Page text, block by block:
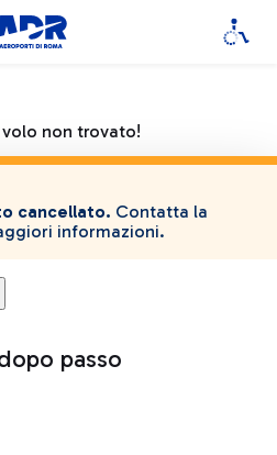
non trovato!
cancellato. Contatta la
informazioni.
passo